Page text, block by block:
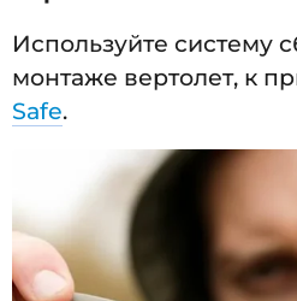
Используйте систему
монтаже вертолет, к
Safe.